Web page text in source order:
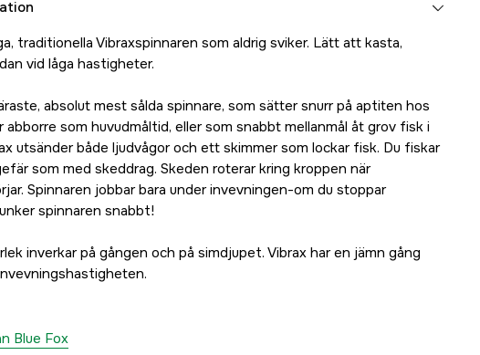
traditionella Vibraxspinnaren som aldrig sviker. Lätt att kasta,
vid låga hastigheter.
absolut mest sålda spinnare, som sätter snurr på aptiten hos
abborre som huvudmåltid, eller som snabbt mellanmål åt grov fisk i
utsänder både ljudvågor och ett skimmer som lockar fisk. Du fiskar
som med skeddrag. Skeden roterar kring kroppen när
Spinnaren jobbar bara under invevningen-om du stoppar
spinnaren snabbt!
inverkar på gången och på simdjupet. Vibrax har en jämn gång
Blue Fox